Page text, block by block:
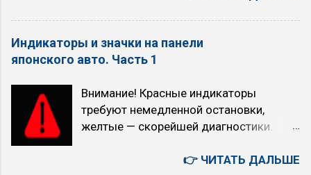
OFF") — трёхступенчатый. При
включении Overdrive автомобиль
топлива уменьшается. Когда
рекомендуется использовать режим
O/D (O/D ON): при равномерном
трассам, на скоростных участках) на
Индикаторы и значки на панели
японского авто. Часть 1
Внимание! Красные индикаторы
требуют немедленной остановки,
желтые — скорейшей диагностики.
Красный/желтый восклицательный
👉 ЧИТАТЬ ДАЛЬШЕ